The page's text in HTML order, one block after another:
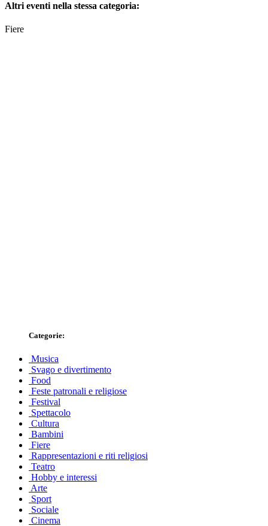
Altri eventi nella stessa categoria:
Fiere
Categorie:
Musica
Svago e divertimento
Food
Feste patronali e religiose
Festival
Spettacolo
Cultura
Bambini
Fiere
Rappresentazioni e riti religiosi
Teatro
Hobby e interessi
Arte
Sport
Sociale
Cinema